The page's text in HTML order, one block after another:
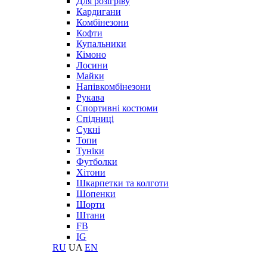
Кардигани
Комбінезони
Кофти
Купальники
Кімоно
Лосини
Майки
Напівкомбінезони
Рукава
Спортивні костюми
Спідниці
Сукні
Топи
Туніки
Футболки
Хітони
Шкарпетки та колготи
Шопенки
Шорти
Штани
FB
IG
RU UA EN